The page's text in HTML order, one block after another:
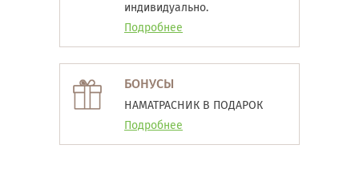
индивидуально.
Подробнее
БОНУСЫ
НАМАТРАСНИК В ПОДАРОК
Подробнее